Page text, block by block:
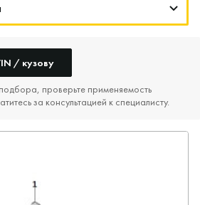
/ кузову
проверьте применяемость
за консультацией к специалисту.